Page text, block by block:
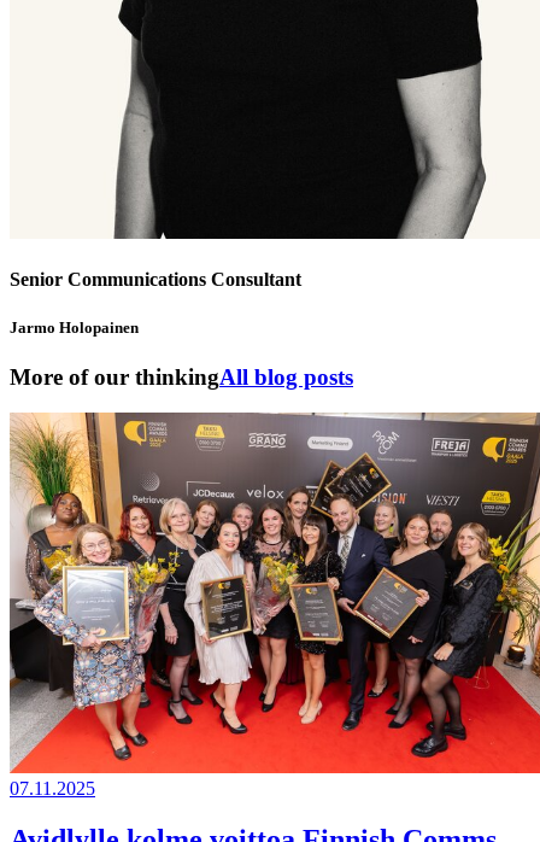
Senior Communications Consultant
Jarmo Holopainen
More of our thinkingAll blog posts
07.11.2025